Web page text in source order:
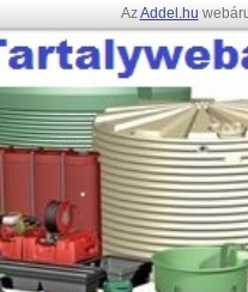
AzAddel.hu